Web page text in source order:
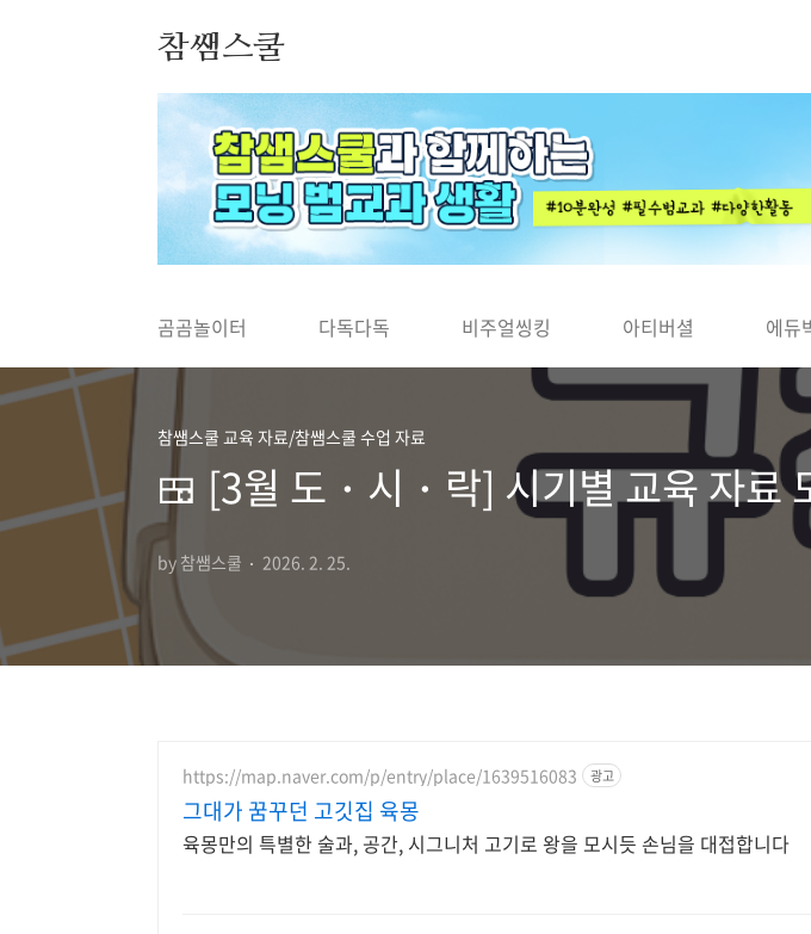
참쌤스쿨
◀
곰곰놀이터 다독다독 비주얼씽킹 아티버셜 에듀
참쌤스쿨 교육 자료/참쌤스쿨 수업 자료
🍱 [3월 도・시・락] 시기별 교육 자료
by 참쌤스쿨 2026. 2. 25.
https://map.naver.com/p/entry/place/1639516083 광고
그대가 꿈꾸던 고깃집 육몽
육몽만의 특별한 술과, 공간, 시그니처 고기로 왕을 모시듯 손님을 대접합니다